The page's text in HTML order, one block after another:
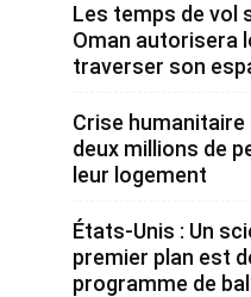
Les temps de vol
Oman autorisera
traverser son
Crise humanitaire
deux millions de
leur logement
États-Unis : Un
premier plan est
programme de